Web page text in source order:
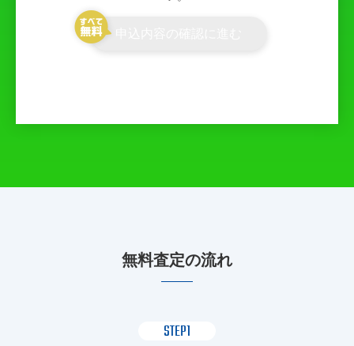
無料査定の流れ
STEP1